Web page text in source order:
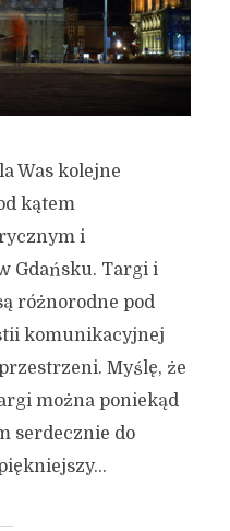
Was kolejne
kątem
i
Gdańsku. Targi i
różnorodne pod
komunikacyjnej
Myślę, że
można poniekąd
serdecznie do